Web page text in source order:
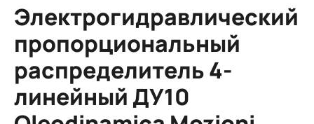
МБ.
Допустимые
типы:
gif
jpg
jpeg
png.
Электрогидравлический
пропорциональный
распределитель 4-
линейный ДУ10